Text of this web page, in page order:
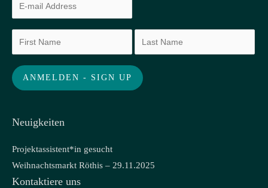
Neuigkeiten
Projektassistent*in gesucht
Weihnachtsmarkt Röthis – 29.11.2025
Kontaktiere uns